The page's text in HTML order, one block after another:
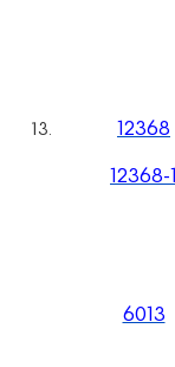
13. 12368
12368-1
6013